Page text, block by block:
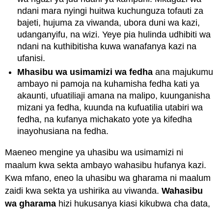
ndani mara nyingi huitwa kuchunguza tofauti za
bajeti, hujuma za viwanda, ubora duni wa kazi,
udanganyifu, na wizi. Yeye pia hulinda udhibiti wa
ndani na kuthibitisha kuwa wanafanya kazi na
ufanisi.
Mhasibu wa usimamizi wa fedha ana majukumu
ambayo ni pamoja na kuhamisha fedha kati ya
akaunti, ufuatiliaji amana na malipo, kuunganisha
mizani ya fedha, kuunda na kufuatilia utabiri wa
fedha, na kufanya michakato yote ya kifedha
inayohusiana na fedha.
Maeneo mengine ya uhasibu wa usimamizi ni
maalum kwa sekta ambayo wahasibu hufanya kazi.
Kwa mfano, eneo la uhasibu wa gharama ni maalum
zaidi kwa sekta ya ushirika au viwanda.Wahasibu
wa gharama hizi hukusanya kiasi kikubwa cha data,